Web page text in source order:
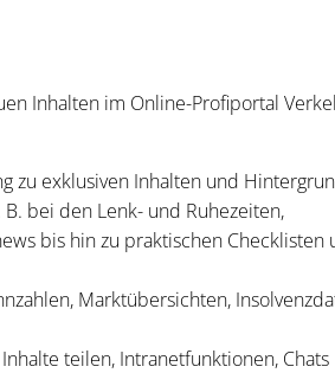
Inhalten im Online-Profiportal
zu exklusiven Inhalten und
bei den Lenk- und Ruhezeiten,
bis hin zu praktischen Checklisten
Marktübersichten,
Inhalte teilen, Intranetfunktionen, Chats